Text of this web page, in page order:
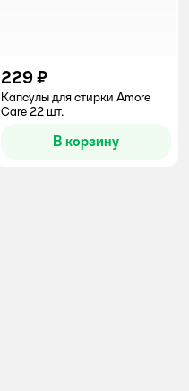
229 ₽
Капсулы для стирки Amore
Care 22 шт.
В корзину